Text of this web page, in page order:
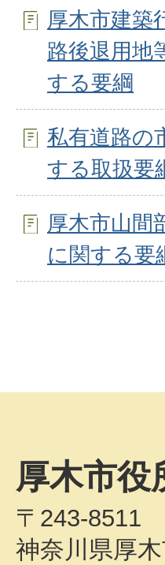
厚木市建築
路後退用地
する要綱
私有道路の
する取扱要
厚木市山間
に関する要
厚木市役
〒243-8511
神奈川県厚